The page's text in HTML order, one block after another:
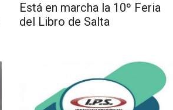
Está en marcha la 10º Feria
del Libro de Salta